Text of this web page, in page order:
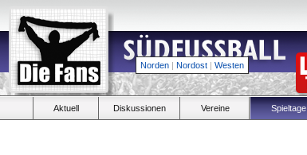
Norden | Nordost | Westen
Aktuell Diskussionen Vereine Spieltage